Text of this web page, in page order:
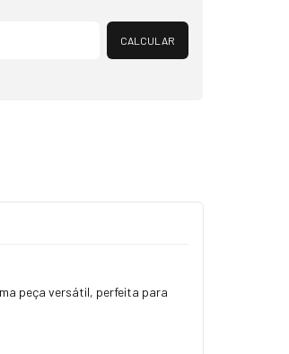
Alterar CEP
CALCULAR
peça versátil, perfeita para